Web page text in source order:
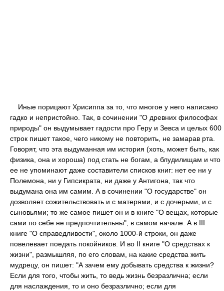
Иные порицают Хрисиппа за то, что многое у него написано
гадко и непристойно. Так, в сочинении "О древних философах
природы" он выдумывает гадости про Геру и Зевса и целых 600
строк пишет такое, чего никому не повторить, не замарав рта.
Говорят, что эта выдуманная им история (хоть, может быть, как
физика, она и хороша) под стать не богам, а блудилищам и что
ее не упоминают даже составители списков книг: нет ее ни у
Полемона, ни у Гипсикрата, ни даже у Антигона, так что
выдумана она им самим. А в сочинении "О государстве" он
дозволяет сожительствовать и с матерями, и с дочерьми, и с
сыновьями; то же самое пишет он и в книге "О вещах, которые
сами по себе не предпочтительны", в самом начале. А в III
книге "О справедливости", около 1000-й строки, он даже
повелевает поедать покойников. И во II книге "О средствах к
жизни", размышляя, по его словам, на какие средства жить
мудрецу, он пишет: "А зачем ему добывать средства к жизни?
Если для того, чтобы жить, то ведь жизнь безразлична; если
для наслаждения, то и оно безразлично; если для